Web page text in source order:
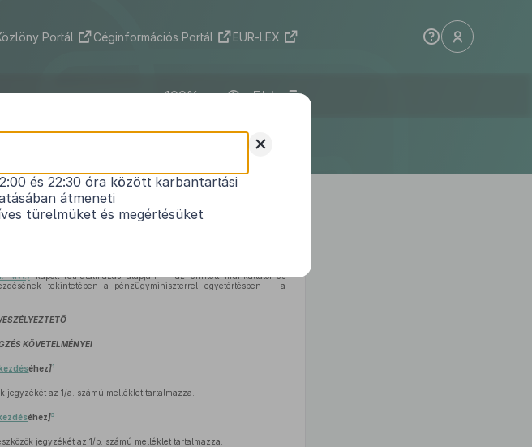
Portál Céginformációs Portál EUR-LEX
ELI
rendelet
törvényegyes rendelkezéseinek
Mvt.)kapott felhatalmazás alapján — az érintett munkáltatói és
tekintetében a pénzügyminiszterrel egyetértésben — a
KÖVETELMÉNYEI
éhez]1
az 1/a. számú melléklet tartalmazza.
éhez]3
jegyzékét az 1/b. számú melléklet tartalmazza.
+
és 22:30 óra között karbantartási
átmeneti
türelmüket és megértésüket